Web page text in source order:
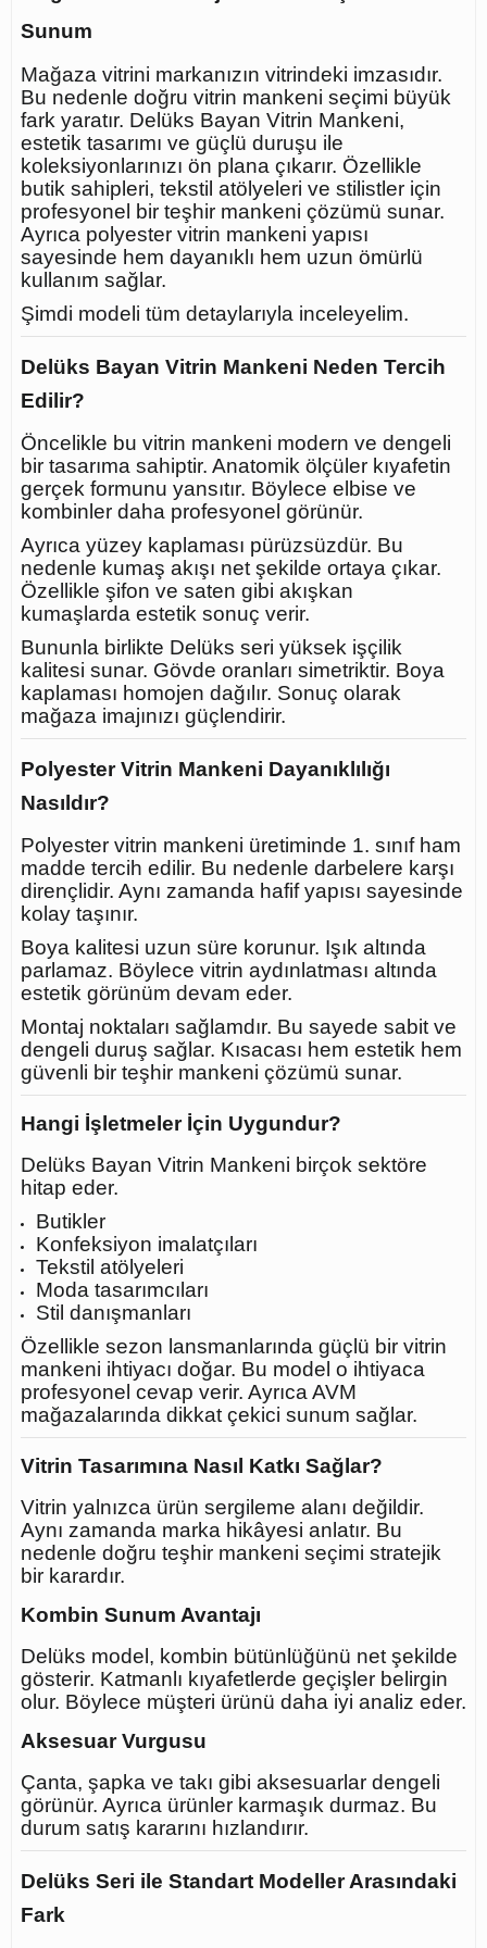
Sunum
Mağaza vitrini markanızın vitrindeki imzasıdır.
Bu nedenle doğru vitrin mankeni seçimi büyük
fark yaratır. Delüks Bayan Vitrin Mankeni,
estetik tasarımı ve güçlü duruşu ile
koleksiyonlarınızı ön plana çıkarır. Özellikle
butik sahipleri, tekstil atölyeleri ve stilistler için
profesyonel bir teşhir mankeni çözümü sunar.
Ayrıca polyester vitrin mankeni yapısı
sayesinde hem dayanıklı hem uzun ömürlü
kullanım sağlar.
Şimdi modeli tüm detaylarıyla inceleyelim.
Delüks Bayan Vitrin Mankeni Neden Tercih
Edilir?
Öncelikle bu vitrin mankeni modern ve dengeli
bir tasarıma sahiptir. Anatomik ölçüler kıyafetin
gerçek formunu yansıtır. Böylece elbise ve
kombinler daha profesyonel görünür.
Ayrıca yüzey kaplaması pürüzsüzdür. Bu
nedenle kumaş akışı net şekilde ortaya çıkar.
Özellikle şifon ve saten gibi akışkan
kumaşlarda estetik sonuç verir.
Bununla birlikte Delüks seri yüksek işçilik
kalitesi sunar. Gövde oranları simetriktir. Boya
kaplaması homojen dağılır. Sonuç olarak
mağaza imajınızı güçlendirir.
Polyester Vitrin Mankeni Dayanıklılığı
Nasıldır?
Polyester vitrin mankeni üretiminde 1. sınıf ham
madde tercih edilir. Bu nedenle darbelere karşı
dirençlidir. Aynı zamanda hafif yapısı sayesinde
kolay taşınır.
Boya kalitesi uzun süre korunur. Işık altında
parlamaz. Böylece vitrin aydınlatması altında
estetik görünüm devam eder.
Montaj noktaları sağlamdır. Bu sayede sabit ve
dengeli duruş sağlar. Kısacası hem estetik hem
güvenli bir teşhir mankeni çözümü sunar.
Hangi İşletmeler İçin Uygundur?
Delüks Bayan Vitrin Mankeni birçok sektöre
hitap eder.
Butikler
Konfeksiyon imalatçıları
Tekstil atölyeleri
Moda tasarımcıları
Stil danışmanları
Özellikle sezon lansmanlarında güçlü bir vitrin
mankeni ihtiyacı doğar. Bu model o ihtiyaca
profesyonel cevap verir. Ayrıca AVM
mağazalarında dikkat çekici sunum sağlar.
Vitrin Tasarımına Nasıl Katkı Sağlar?
Vitrin yalnızca ürün sergileme alanı değildir.
Aynı zamanda marka hikâyesi anlatır. Bu
nedenle doğru teşhir mankeni seçimi stratejik
bir karardır.
Kombin Sunum Avantajı
Delüks model, kombin bütünlüğünü net şekilde
gösterir. Katmanlı kıyafetlerde geçişler belirgin
olur. Böylece müşteri ürünü daha iyi analiz eder.
Aksesuar Vurgusu
Çanta, şapka ve takı gibi aksesuarlar dengeli
görünür. Ayrıca ürünler karmaşık durmaz. Bu
durum satış kararını hızlandırır.
Delüks Seri ile Standart Modeller Arasındaki
Fark